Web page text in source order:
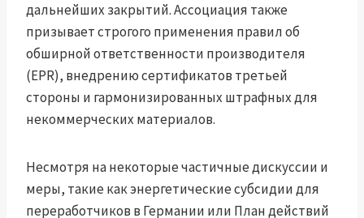
дальнейших закрытий. Ассоциация также
призывает строгого применения правил об
обширной ответственности производителя
(EPR), внедрению сертификатов третьей
стороны и гармонизированных штрафных для
некоммерческих материалов.
Несмотря на некоторые частичные дискуссии и
меры, такие как энергетические субсидии для
переработчиков в Германии или План действий